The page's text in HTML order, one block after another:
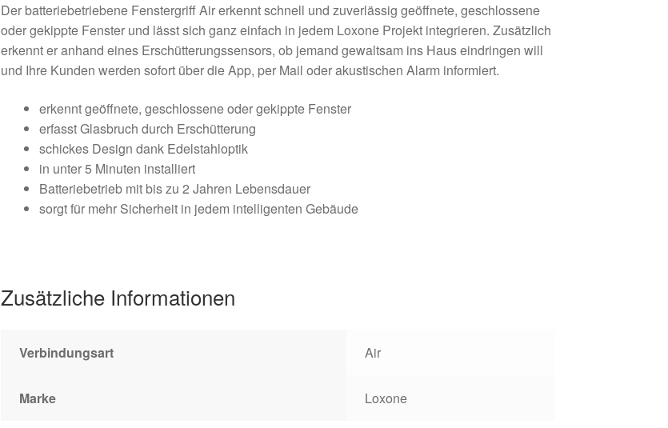
Der batteriebetriebene Fenstergriff Air erkennt schnell und zuverlässig geöffnete, geschlossene
oder gekippte Fenster und lässt sich ganz einfach in jedem Loxone Projekt integrieren. Zusätzlich
erkennt er anhand eines Erschütterungssensors, ob jemand gewaltsam ins Haus eindringen will
und Ihre Kunden werden sofort über die App, per Mail oder akustischen Alarm informiert.
erkennt geöffnete, geschlossene oder gekippte Fenster
erfasst Glasbruch durch Erschütterung
schickes Design dank Edelstahloptik
in unter 5 Minuten installiert
Batteriebetrieb mit bis zu 2 Jahren Lebensdauer
sorgt für mehr Sicherheit in jedem intelligenten Gebäude
Zusätzliche Informationen
Verbindungsart Air
Marke Loxone